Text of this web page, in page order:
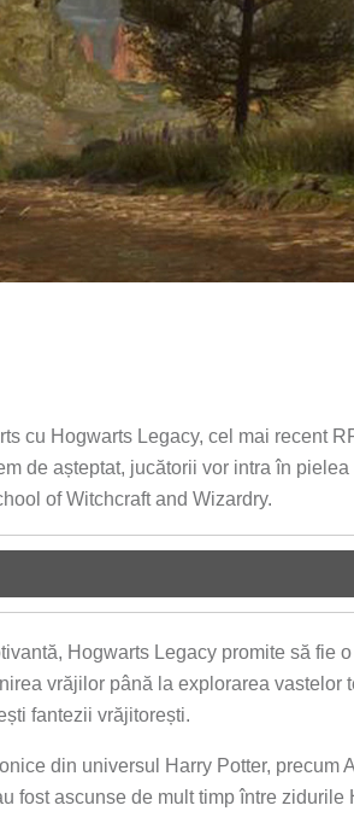
cu Hogwarts Legacy, cel mai recent
de așteptat, jucătorii vor intra în
of Witchcraft and Wizardry.
Hogwarts Legacy promite să fie
vrăjilor până la explorarea vastelor
fantezii vrăjitorești.
din universul Harry Potter, precum
fost ascunse de mult timp între zidurile